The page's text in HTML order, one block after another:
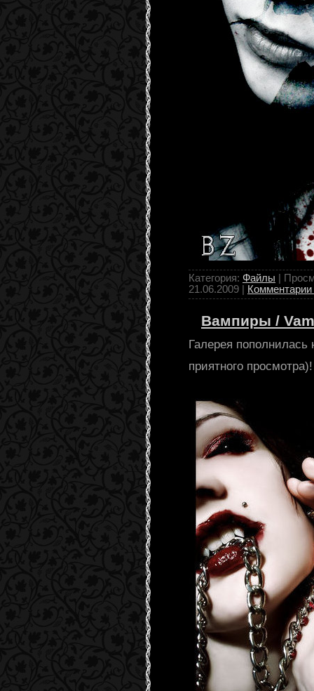
Категория: Файлы |
21.06.2009
Комментарии
Вампиры /
Галерея
приятного просмотра)!